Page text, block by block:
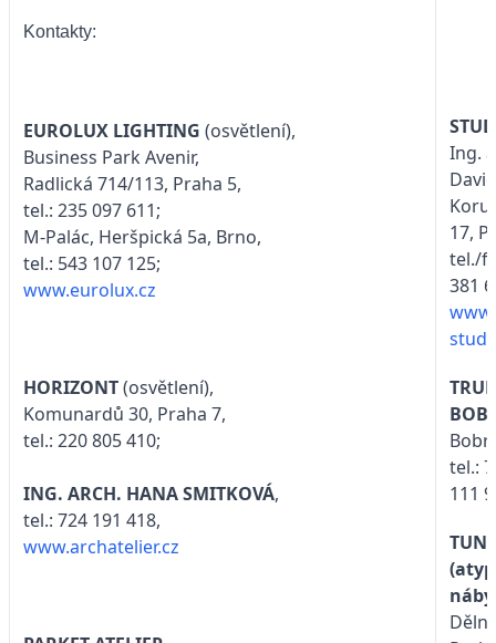
Kontakty:
EUROLUX LIGHTING (osvětlení),
Business Park Avenir,
Radlická 714/113, Praha 5,
tel.: 235 097 611;
M-Palác, Heršpická 5a, Brno,
tel.: 543 107 125;
www.eurolux.cz
HORIZONT(osvětlení),
Komunardů 30, Praha 7,
tel.: 220 805 410;
ING. ARCH. HANA SMITKOVÁ,
tel.: 724 191 418,
www.archatelier.cz
Ing.
17,
tel./
381
tel.:
111